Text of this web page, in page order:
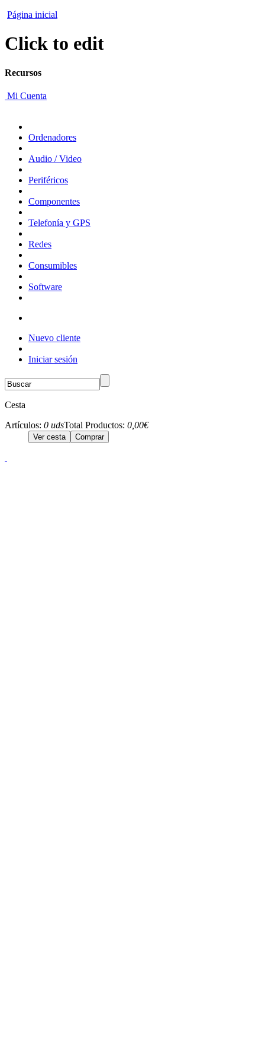
Página inicial
Click to edit
Recursos
Mi Cuenta
Ordenadores
Audio / Video
Periféricos
Componentes
Telefonía y GPS
Redes
Consumibles
Software
Nuevo cliente
Iniciar sesión
Cesta
Artículos: 0 udsTotal Productos: 0,00€